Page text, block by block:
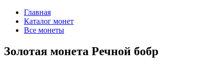
Главная
Каталог монет
Все монеты
Золотая монета Речной бобр